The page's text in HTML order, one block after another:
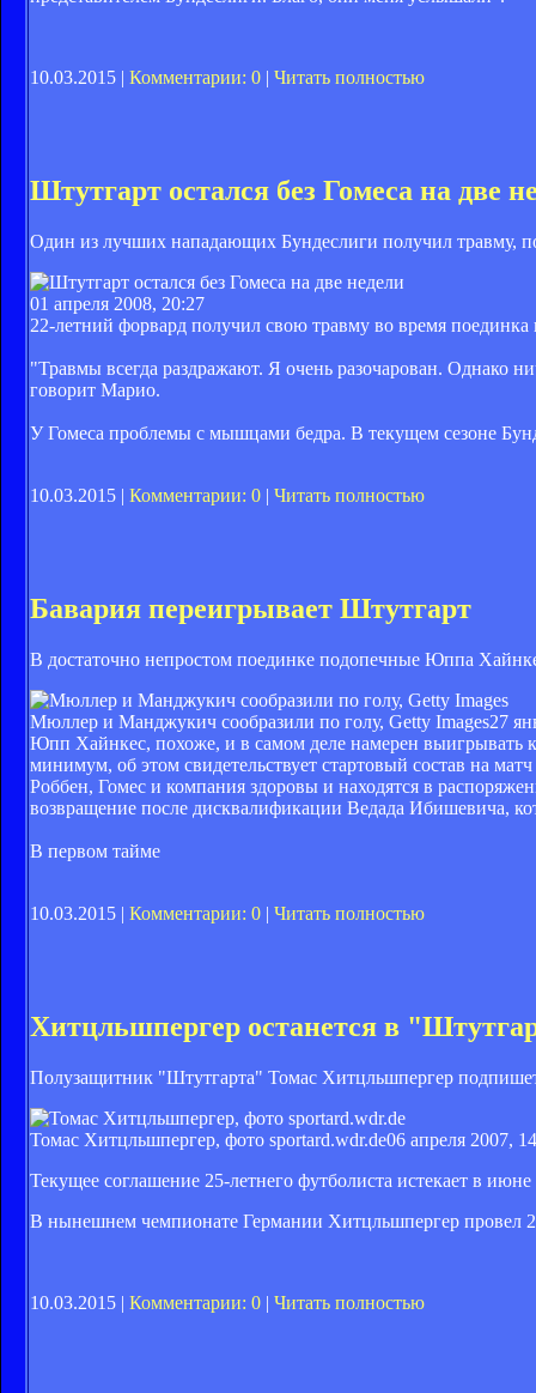
10.03.2015 | Комментарии: 0 Читать полностью
Штутгарт остался без Гомеса на две
Один из лучших нападающих Бундеслиги получил травму,
01 апреля 2008, 20:27
22-летний форвард получил свою травму во время
"Травмы всегда раздражают. Я очень разочарован. Однако
говорит Марио.
У Гомеса проблемы с мышцами бедра. В текущем сезоне
10.03.2015 | Комментарии: 0 | Читать полностью
Бавария переигрывает Штутгарт
В достаточно непростом поединке подопечные Юппа
Мюллер и Манджукич сообразили по голу, Getty Images27
Юпп Хайнкес, похоже, и в самом деле намерен выигрывать
минимум, об этом свидетельствует стартовый состав на
Роббен, Гомес и компания здоровы и находятся в
возвращение после дисквалификации Ведада Ибишевича,
В первом тайме
10.03.2015 | Комментарии: 0 | Читать полностью
Хитцльшпергер останется в
Полузащитник "Штутгарта" Томас Хитцльшпергер
Томас Хитцльшпергер, фото sportard.wdr.de06 апреля 2007,
Текущее соглашение 25-летнего футболиста истекает в июне
В нынешнем чемпионате Германии Хитцльшпергер провел
10.03.2015 | Комментарии: 0 | Читать полностью